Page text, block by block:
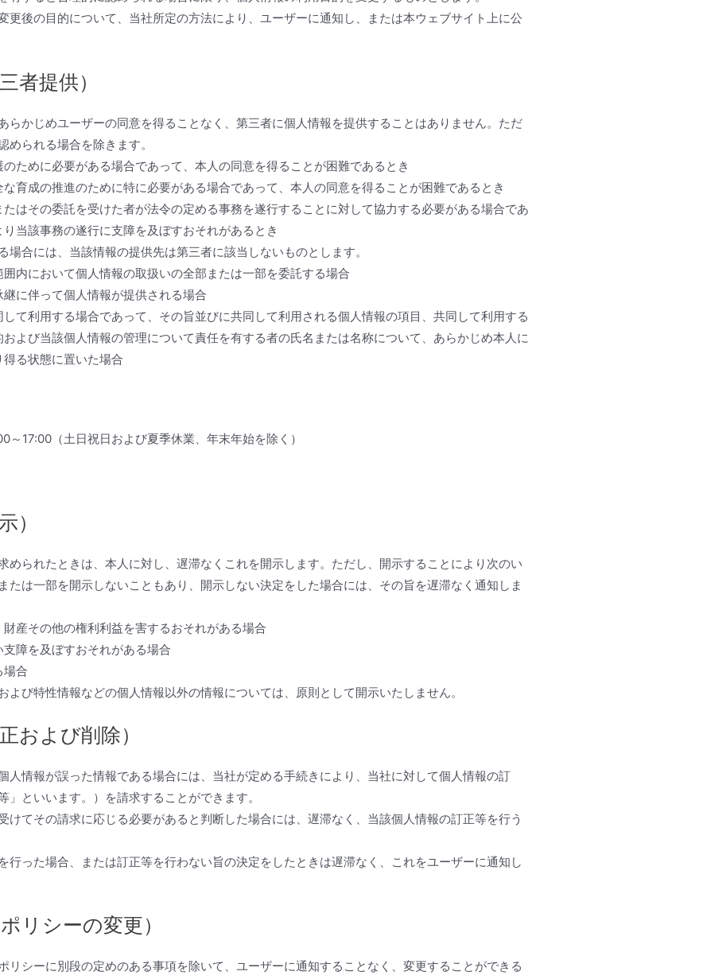
更後の目的について、当社所定の方法により、ユーザーに通知し、または本ウェブサイト上に公
者提供）
らかじめユーザーの同意を得ることなく、第三者に個人情報を提供することはありません。ただ
められる場合を除きます。
ために必要がある場合であって、本人の同意を得ることが困難であるとき
育成の推進のために特に必要がある場合であって、本人の同意を得ることが困難であるとき
はその委託を受けた者が法令の定める事務を遂行することに対して協力する必要がある場合であ
当該事務の遂行に支障を及ぼすおそれがあるとき
合には、当該情報の提供先は第三者に該当しないものとします。
内において個人情報の取扱いの全部または一部を委託する場合
に伴って個人情報が提供される場合
て利用する場合であって、その旨並びに共同して利用される個人情報の項目、共同して利用する
よび当該個人情報の管理について責任を有する者の氏名または名称について、あらかじめ本人に
る状態に置いた場合
17:00（土日祝日および夏季休業、年末年始を除く）
）
められたときは、本人に対し、遅滞なくこれを開示します。ただし、開示することにより次のい
たは一部を開示しないこともあり、開示しない決定をした場合には、その旨を遅滞なく通知しま
産その他の権利利益を害するおそれがある場合
障を及ぼすおそれがある場合
場合
び特性情報などの個人情報以外の情報については、原則として開示いたしません。
および削除）
人情報が誤った情報である場合には、当社が定める手続きにより、当社に対して個人情報の訂
といいます。）を請求することができます。
けてその請求に応じる必要があると判断した場合には、遅滞なく、当該個人情報の訂正等を行う
行った場合、または訂正等を行わない旨の決定をしたときは遅滞なく、これをユーザーに通知し
リシーの変更）
リシーに別段の定めのある事項を除いて、ユーザーに通知することなく、変更することができる